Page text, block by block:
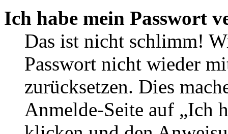
Ich habe mein Passwort
Das ist nicht schlimm!
Passwort nicht wieder
zurücksetzen. Dies
Anmelde-Seite auf „Ich